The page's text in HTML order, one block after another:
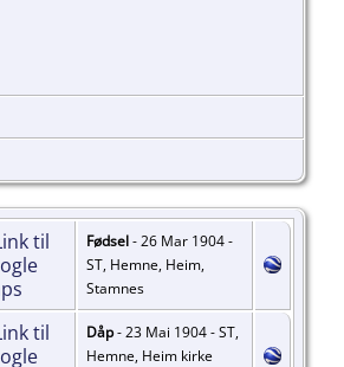
Fødsel- 26 Mar 1904 -
ST, Hemne, Heim,
Stamnes
Dåp- 23 Mai 1904 - ST,
Hemne, Heim kirke